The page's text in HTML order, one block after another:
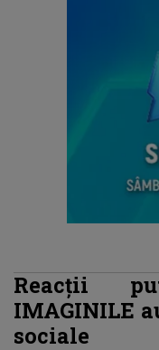
Reacții
IMAGINILE
sociale